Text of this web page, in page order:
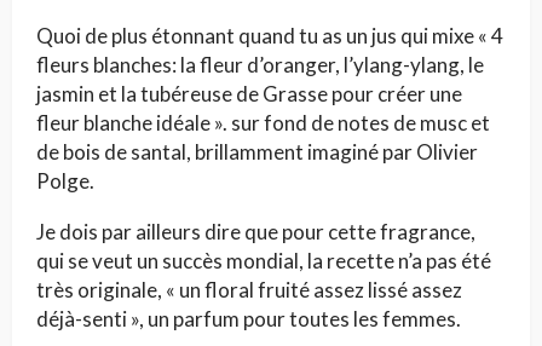
Quoi de plus étonnant quand tu as un jus qui mixe « 4
fleurs blanches: la fleur d’oranger, l’ylang-ylang, le
jasmin et la tubéreuse de Grasse pour créer une
fleur blanche idéale ». sur fond de notes de musc et
de bois de santal, brillamment imaginé par Olivier
Polge.
Je dois par ailleurs dire que pour cette fragrance,
qui se veut un succès mondial, la recette n’a pas été
très originale, « un floral fruité assez lissé assez
déjà-senti », un parfum pour toutes les femmes.